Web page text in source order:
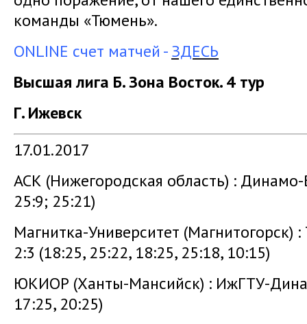
команды «Тюмень».
ONLINE счет матчей -ЗДЕСЬ
Высшая лига Б. Зона Восток. 4 тур
Г. Ижевск
17.01.2017
АСК (Нижегородская область) :
25:9; 25:21)
Магнитка-Университет (Магнитогорск)
2:3 (18:25, 25:22, 18:25, 25:18, 10:15)
ЮКИОР (Ханты-Мансийск) : ИжГТУ-
17:25, 20:25)